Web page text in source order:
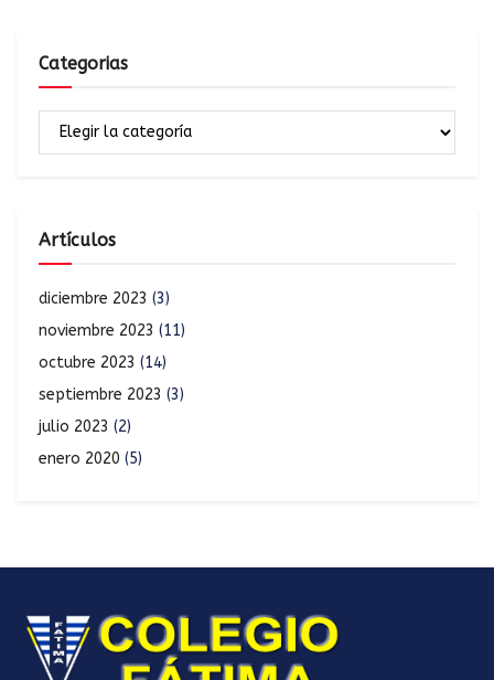
Categorias
Artículos
diciembre 2023 (3)
noviembre 2023 (11)
octubre 2023 (14)
septiembre 2023 (3)
julio 2023 (2)
enero 2020 (5)